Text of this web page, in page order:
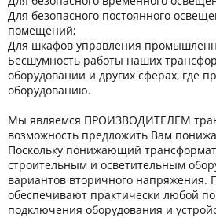
Для безопасного постоянного
помещений;
Для шкафов управления
Бесшумность работы наших
оборудовании и других сферaх, где
оборудованию.
Мы являемся ПРОИЗВОДИТЕЛЕМ
возможность предложить Вам
Поскольку понижающий
строительным и осветительным
вариантов вторичного
обеспечивают практически любой
подключения оборудования и